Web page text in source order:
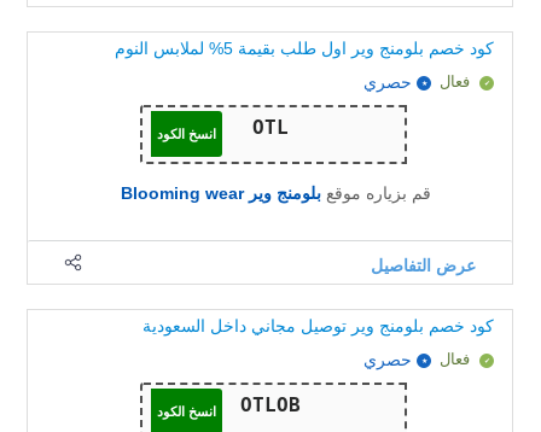
كود خصم بلومنج وير اول طلب بقيمة 5% لملابس النوم
فعال حصري
انسخ الكود
قم بزياره موقعبلومنج وير Blooming wear
عرض التفاصيل
كود خصم بلومنج وير توصيل مجاني داخل السعودية
فعال حصري
انسخ الكود